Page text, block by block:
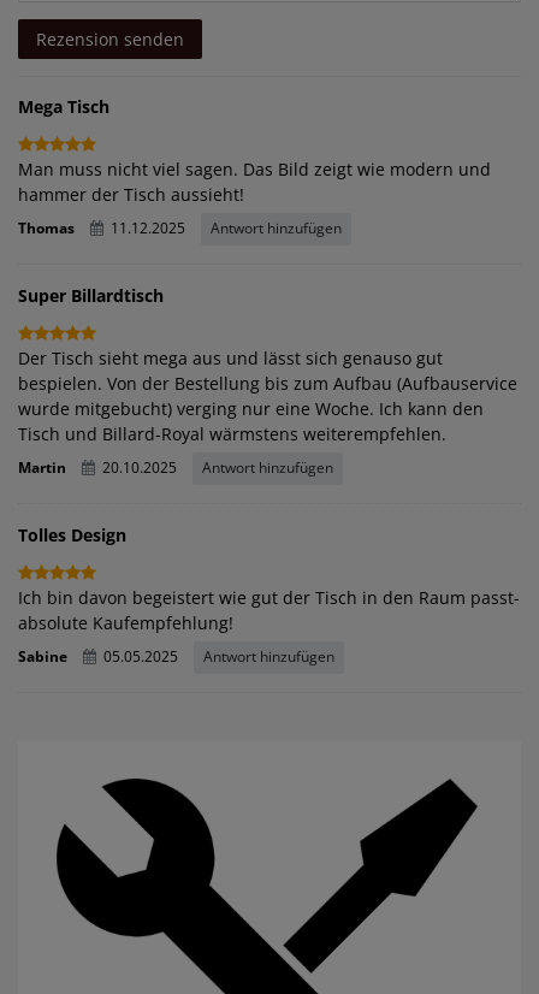
Rezensionstext
Rezension senden
Mega Tisch
Man muss nicht viel sagen. Das Bild zeigt wie modern und
hammer der Tisch aussieht!
Thomas 11.12.2025 Antwort hinzufügen
Super Billardtisch
Der Tisch sieht mega aus und lässt sich genauso gut
bespielen. Von der Bestellung bis zum Aufbau (Aufbauservice
wurde mitgebucht) verging nur eine Woche. Ich kann den
Tisch und Billard-Royal wärmstens weiterempfehlen.
Martin 20.10.2025 Antwort hinzufügen
Tolles Design
Ich bin davon begeistert wie gut der Tisch in den Raum passt-
absolute Kaufempfehlung!
Sabine 05.05.2025 Antwort hinzufügen